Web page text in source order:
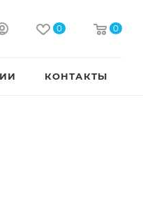
0 0
КОНТАКТЫ